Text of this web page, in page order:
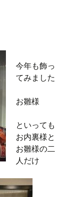
今年も飾っ
てみました
お雛様
といっても
お内裏様と
お雛様の二
人だけ